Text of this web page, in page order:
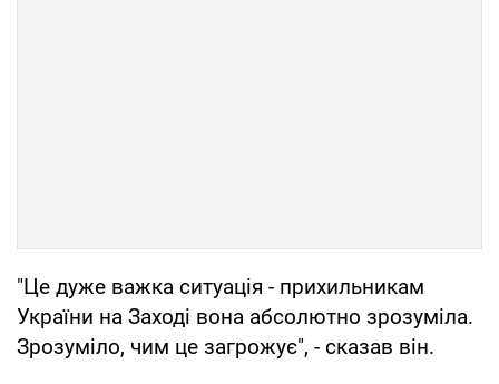
"Це дуже важка ситуація - прихильникам
України на Заході вона абсолютно зрозуміла.
Зрозуміло, чим це загрожує", - сказав він.